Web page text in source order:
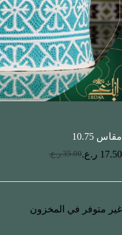
مقاس 10.75
35.00 ر.ع. 17.50 ر.ع.
غير متوفر في المخزون